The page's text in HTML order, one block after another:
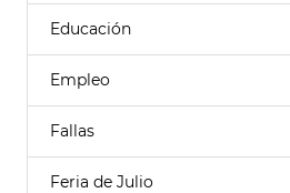
Educación
Empleo
Fallas
Feria de Julio